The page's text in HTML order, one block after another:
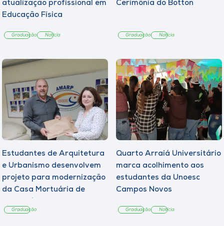
atualização profissional em
Educação Física
Graduação Notícia
Cerimônia do Botton
Graduação Notícia
Estudantes de Arquitetura
e Urbanismo desenvolvem
projeto para modernização
da Casa Mortuária de
Graduação
Quarto Arraiá Universitário
marca acolhimento aos
estudantes da Unoesc
Campos Novos
Graduação Notícia